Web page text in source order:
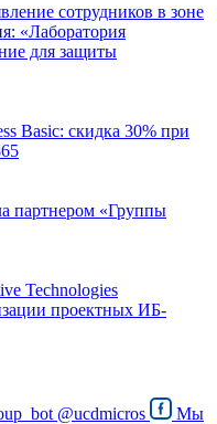
сотрудников в зоне
«Лаборатория
для защиты
Basic: скидка 30% при
партнером «Группы
Technologies
проектных ИБ-
@ucdmicros
Мы